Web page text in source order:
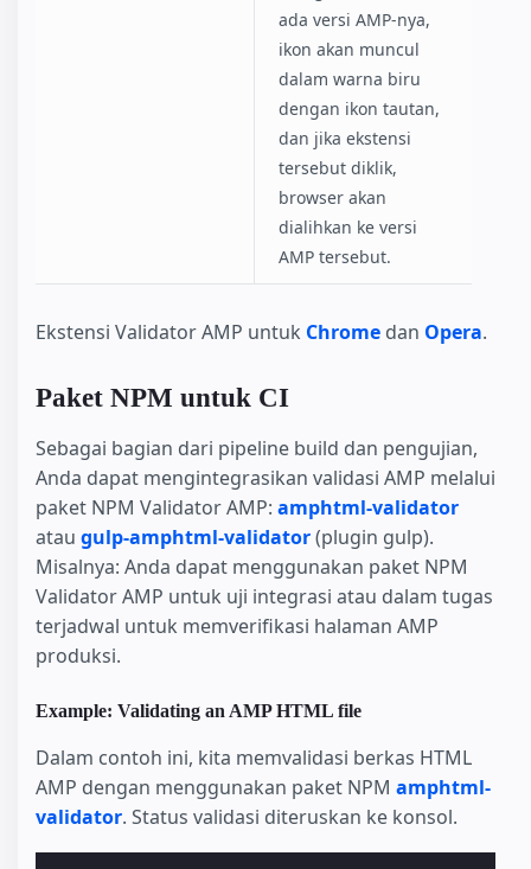
ada versi AMP-nya,
ikon akan muncul
dalam warna biru
dengan ikon tautan,
dan jika ekstensi
tersebut diklik,
browser akan
dialihkan ke versi
AMP tersebut.
Ekstensi Validator AMP untuk Chrome dan Opera.
Paket NPM untuk CI
Sebagai bagian dari pipeline build dan pengujian,
Anda dapat mengintegrasikan validasi AMP melalui
paket NPM Validator AMP: amphtml-validator
atau gulp-amphtml-validator(plugin gulp).
Misalnya: Anda dapat menggunakan paket NPM
Validator AMP untuk uji integrasi atau dalam tugas
terjadwal untuk memverifikasi halaman AMP
produksi.
Example: Validating an AMP HTML file
Dalam contoh ini, kita memvalidasi berkas HTML
AMP dengan menggunakan paket NPM amphtml-
validator. Status validasi diteruskan ke konsol.